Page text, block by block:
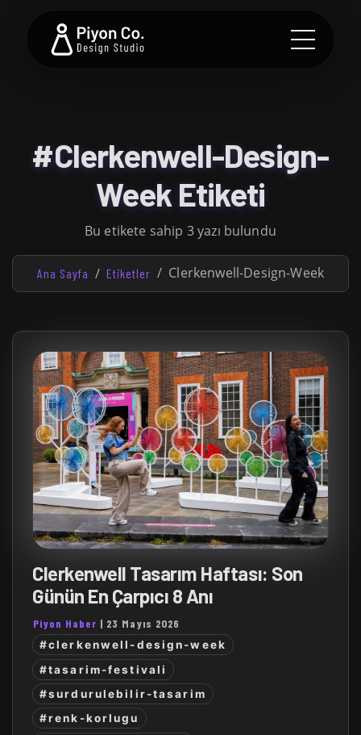
#Clerkenwell-Design-
Week Etiketi
Bu etikete sahip 3 yazı bulundu
Ana Sayfa Etiketler Clerkenwell-Design-Week
Clerkenwell Tasarım Haftası: Son
Günün En Çarpıcı 8 Anı
Piyon Haber | 23 Mayıs 2026
#clerkenwell-design-week
#tasarim-festivali
#surdurulebilir-tasarim
#renk-korlugu